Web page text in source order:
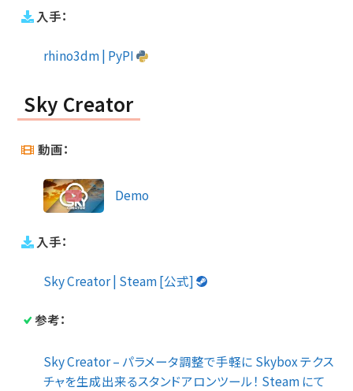
入手：
rhino3dm | PyPI
Sky Creator
動画：
Demo
入手：
Sky Creator | Steam [公式]
参考：
Sky Creator – パラメータ調整で手軽に Skybox テクス
チャを生成出来るスタンドアロンツール！ Steam にて